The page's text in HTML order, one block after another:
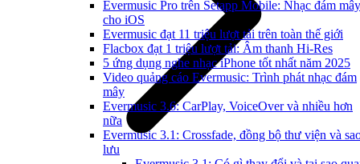
Evermusic Pro trên Setapp Mobile: Nhạc đám mây
cho iOS
Evermusic đạt 11 triệu lượt tải trên toàn thế giới
Flacbox đạt 1 triệu lượt tải: Âm thanh Hi-Res
5 ứng dụng nghe nhạc iPhone tốt nhất năm 2025
Video quảng cáo Evermusic: Trình phát nhạc đám
mây
Evermusic 3.6: CarPlay, VoiceOver và nhiều hơn
nữa
Evermusic 3.1: Crossfade, đồng bộ thư viện và
lưu